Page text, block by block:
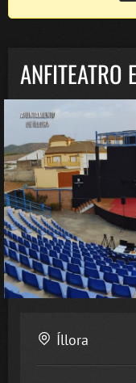
ANFITEATRO
Íllora